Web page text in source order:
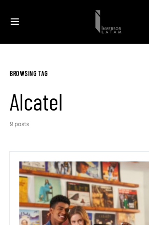
BROWSING TAG
Alcatel
9 posts